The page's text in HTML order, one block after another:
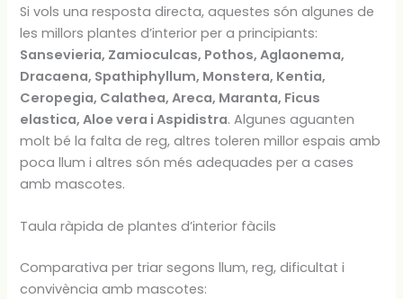
Si vols una resposta directa, aquestes són algunes de
les millors plantes d’interior per a principiants:
Sansevieria, Zamioculcas, Pothos, Aglaonema,
Dracaena, Spathiphyllum, Monstera, Kentia,
Ceropegia, Calathea, Areca, Maranta, Ficus
elastica, Aloe vera i Aspidistra. Algunes aguanten
molt bé la falta de reg, altres toleren millor espais amb
poca llum i altres són més adequades per a cases
amb mascotes.
Taula ràpida de plantes d’interior fàcils
Comparativa per triar segons llum, reg, dificultat i
convivència amb mascotes: